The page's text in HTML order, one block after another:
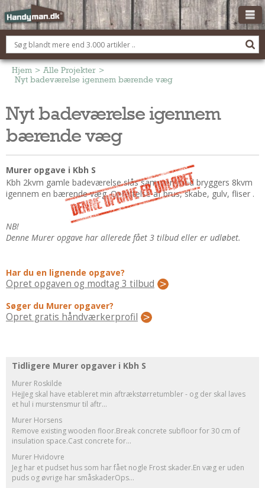
OM HANDYMAN.DK
FÅ 3 TILBUD
ANNONCERING
BOLIG KØBERÅDGIVNING
TØMRER/SNEDKER
Alt Om Køkkenet
Om Materialer
Regler Og Love
Udskiftning Og Montage
Om Materialer
Tips Og Tests
Reparation Og Vedligehold
Varme Og Energi
Andet
MALER
Indendørs
Udendørs
Kan Det Males?
Hjem > Alle Projekter >
Nyt badeværelse igennem bærende væg
Nyt badeværelse igennem
bærende væg
Murer opgave i Kbh S
Kbh 2kvm gamle badeværelse slås sammen med bryggers 8kvm
igennem en bærende væg. Oprettelse af brus, skabe, gulv, fliser .
NB!
Denne Murer opgave har allerede fået 3 tilbud eller er udløbet.
Har du en lignende opgave?
Opret opgaven og modtag 3 tilbud
Søger du Murer opgaver?
Opret gratis håndværkerprofil
Tidligere Murer opgaver i Kbh S
Murer Roskilde
HejJeg skal have etableret min aftrækstørretumbler - og der skal laves
et hul i murstensmur til aftr...
Murer Horsens
Remove existing wooden floor.Break concrete subfloor for 30 cm of
insulation space.Cast concrete for...
Murer Hvidovre
Jeg har et pudset hus som har fået nogle Frost skader.En væg er uden
puds og øvrige har småskaderOps...